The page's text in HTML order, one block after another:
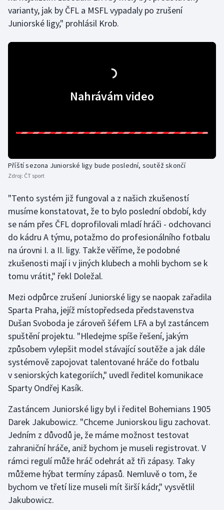
varianty, jak by ČFL a MSFL vypadaly po zrušení
Juniorské ligy," prohlásil Krob.
Nahrávám video
Příští sezona Juniorské ligy bude poslední, soutěž skončí
Zdroj: ČT sport
"Tento systém již fungoval a z našich zkušeností
musíme konstatovat, že to bylo poslední období, kdy
se nám přes ČFL doprofilovali mladí hráči - odchovanci
do kádru A týmu, potažmo do profesionálního fotbalu
na úrovni I. a II. ligy. Takže věříme, že podobné
zkušenosti mají i v jiných klubech a mohli bychom se k
tomu vrátit," řekl Doležal.
Mezi odpůrce zrušení Juniorské ligy se naopak zařadila
Sparta Praha, jejíž místopředseda představenstva
Dušan Svoboda je zároveň šéfem LFA a byl zastáncem
spuštění projektu. "Hledejme spíše řešení, jakým
způsobem vylepšit model stávající soutěže a jak dále
systémově zapojovat talentované hráče do fotbalu
v seniorských kategoriích," uvedl ředitel komunikace
Sparty Ondřej Kasík.
Zastáncem Juniorské ligy byl i ředitel Bohemians 1905
Darek Jakubowicz. "Chceme Juniorskou ligu zachovat.
Jedním z důvodů je, že máme možnost testovat
zahraniční hráče, aniž bychom je museli registrovat. V
rámci regulí může hráč odehrát až tři zápasy. Taky
můžeme hýbat termíny zápasů. Nemluvě o tom, že
bychom ve třetí lize museli mít širší kádr," vysvětlil
Jakubowicz.